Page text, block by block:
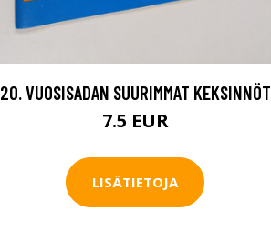
20. VUOSISADAN SUURIMMAT KEKSINNÖT
7.5 EUR
LISÄTIETOJA